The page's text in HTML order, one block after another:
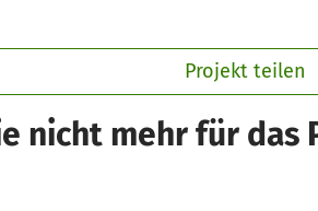
Projekt teilen
nicht mehr für das